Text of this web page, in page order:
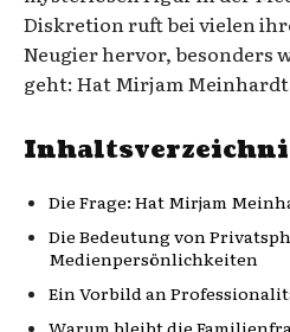
Diskretion ruft bei vielen
Neugier hervor, besonders
geht: Hat Mirjam
Die Frage: Hat Mirjam
Die Bedeutung von
Medienpersönlichkeiten
Ein Vorbild an
Warum bleibt die